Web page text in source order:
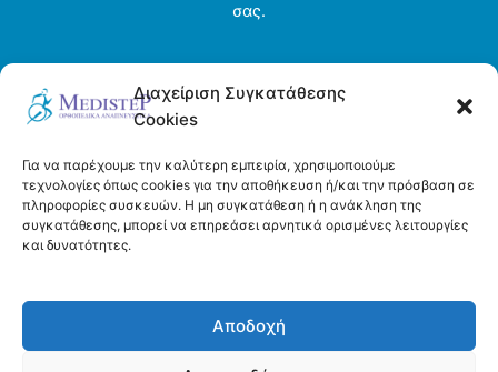
Διαχείριση Συγκατάθεσης
Cookies
Για να παρέχουμε την καλύτερη εμπειρία, χρησιμοποιούμε
τεχνολογίες όπως cookies για την αποθήκευση ή/και την πρόσβαση σε
πληροφορίες συσκευών. Η μη συγκατάθεση ή η ανάκληση της
συγκατάθεσης, μπορεί να επηρεάσει αρνητικά ορισμένες λειτουργίες
και δυνατότητες.
Αποδοχή
σας.
Ενοικιάσεις
Τρόποι πληρωμής και αποστολής
Όροι και προϋποθέσεις
Πολιτική απορρήτου
Πολιτική Cookies (ΕΕ)